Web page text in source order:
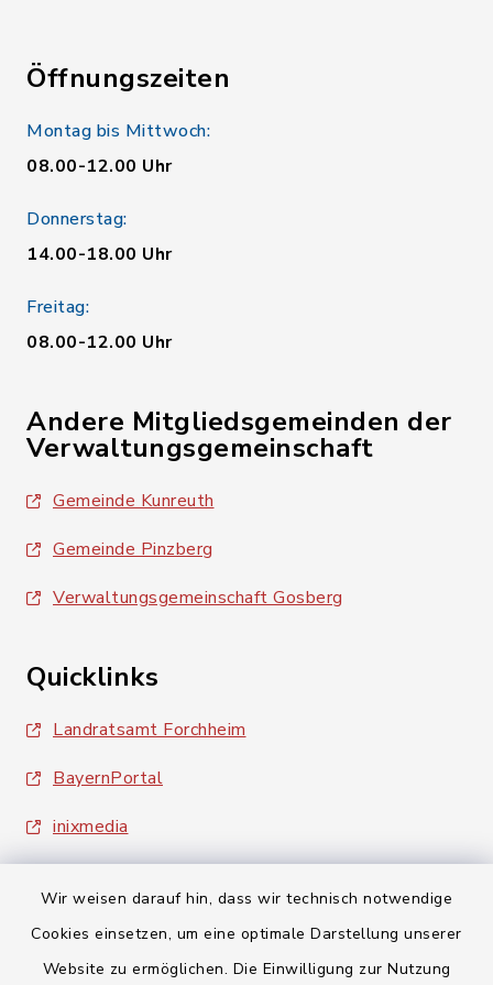
Wir weisen darauf hin, dass wir technisch notwendige
Cookies einsetzen, um eine optimale Darstellung unserer
Website zu ermöglichen. Die Einwilligung zur Nutzung
Öffnungszeiten
Montag bis Mittwoch:
08.00-12.00 Uhr
Donnerstag:
14.00-18.00 Uhr
Freitag:
08.00-12.00 Uhr
Andere Mitgliedsgemeinden der
Verwaltungsgemeinschaft
Gemeinde Kunreuth
Gemeinde Pinzberg
Verwaltungsgemeinschaft Gosberg
Quicklinks
Landratsamt Forchheim
BayernPortal
inixmedia